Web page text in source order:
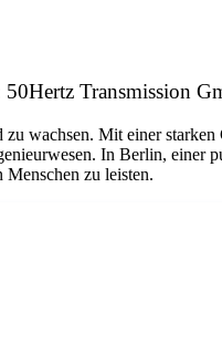
Transmission
wachsen. Mit einer
In Berlin, einer
zu leisten.